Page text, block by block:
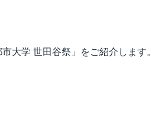
大学 世田谷祭」をご紹介します。